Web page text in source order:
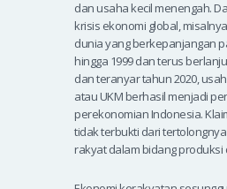
dan usaha kecil menengah.
krisis ekonomi global,
dunia yang berkepanjangan
hingga 1999 dan terus
dan teranyar tahun 2020,
atau UKM berhasil menjadi
perekonomian Indonesia.
tidak terbukti dari
rakyat dalam bidang produksi